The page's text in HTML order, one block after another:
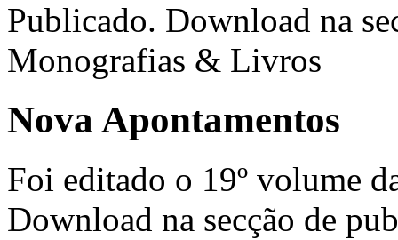
Publicado. Download na
Monografias & Livros
Nova Apontamentos
Foi editado o 19º volume
Download na secção de